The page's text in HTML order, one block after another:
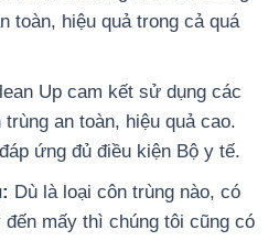
toàn, hiệu quả trong cả quá
Up cam kết sử dụng các
an toàn, hiệu quả cao.
ứng đủ điều kiện Bộ y tế.
Dù là loại côn trùng nào, có
mấy thì chúng tôi cũng có